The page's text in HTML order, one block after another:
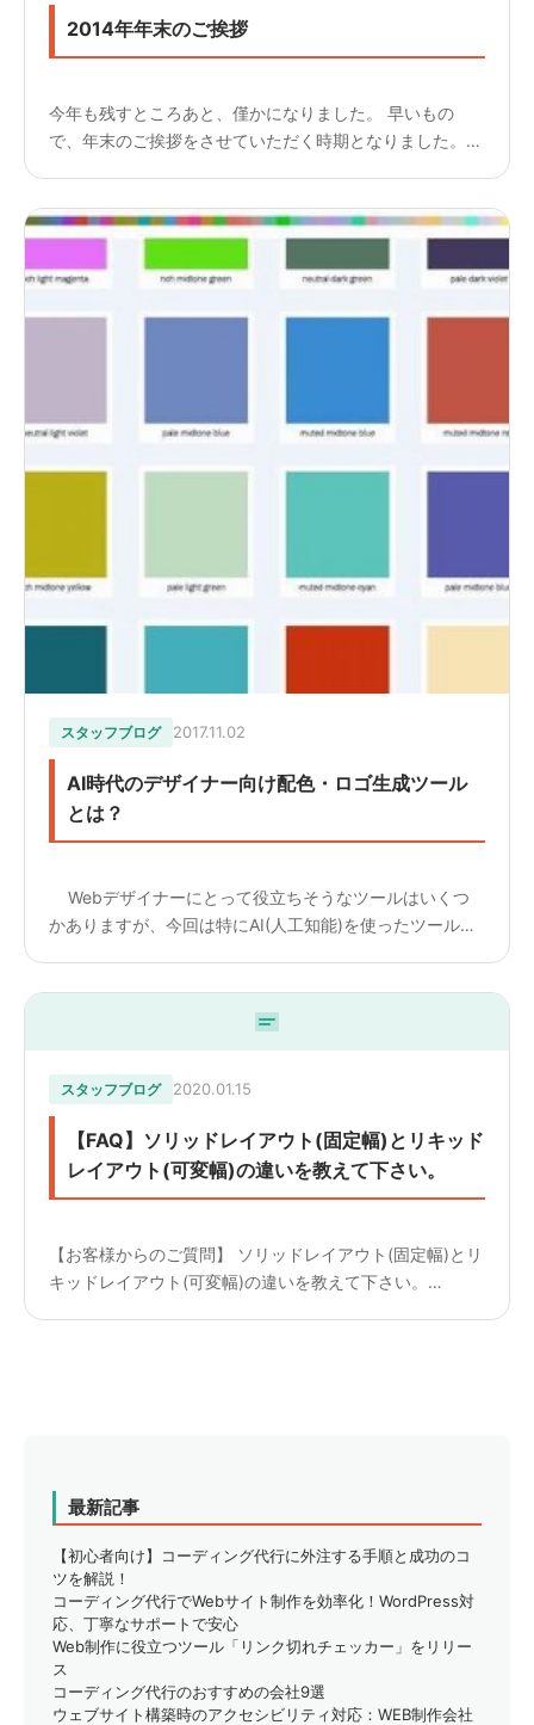
2014年年末のご挨拶
今年も残すところあと、僅かになりました。 早いもの
で、年末のご挨拶をさせていただく時期となりました。
とうございます...
スタッフブログ 2017.11.02
AI時代のデザイナー向け配色・ロゴ生成ツール
とは？
Webデザイナーにとって役立ちそうなツールはいくつ
かありますが、今回は特にAI(人工知能)を使ったツールを
スタッフブログ 2020.01.15
【FAQ】ソリッドレイアウト(固定幅)とリキッド
レイアウト(可変幅)の違いを教えて下さい。
【お客様からのご質問】 ソリッドレイアウト(固定幅)とリ
キッドレイアウト(可変幅)の違いを教えて下さい。
最新記事
【初心者向け】コーディング代行に外注する手順と成功のコ
ツを解説！
コーディング代行でWebサイト制作を効率化！WordPress対
応、丁寧なサポートで安心
Web制作に役立つツール「リンク切れチェッカー」をリリー
ス
コーディング代行のおすすめの会社9選
ウェブサイト構築時のアクセシビリティ対応：WEB制作会社